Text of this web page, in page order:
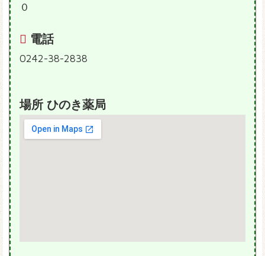
０
電話
0242-38-2838
場所 ひのき薬局